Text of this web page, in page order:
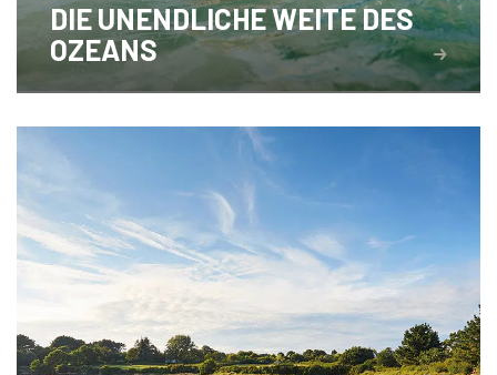
DIE UNENDLICHE WEITE DES
OZEANS